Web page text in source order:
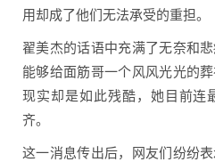
用却成了他们无法承受的重担。
翟美杰的话语中充满了无奈和
能够给面筋哥一个风风光光的
现实却是如此残酷，她目前连
齐。
这一消息传出后，网友们纷纷